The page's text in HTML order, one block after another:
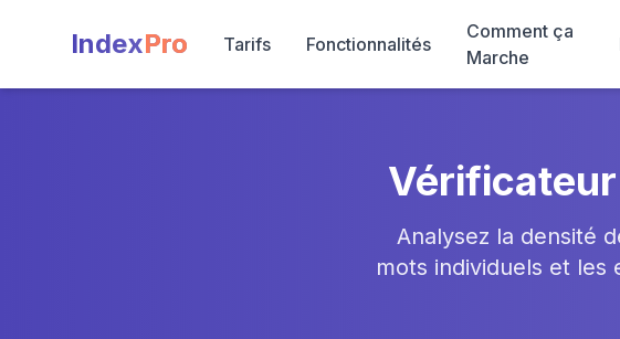
IndexPro Tarifs Fonctionnalités
Comment ça
Marche
Analysez la densité
mots individuels et les